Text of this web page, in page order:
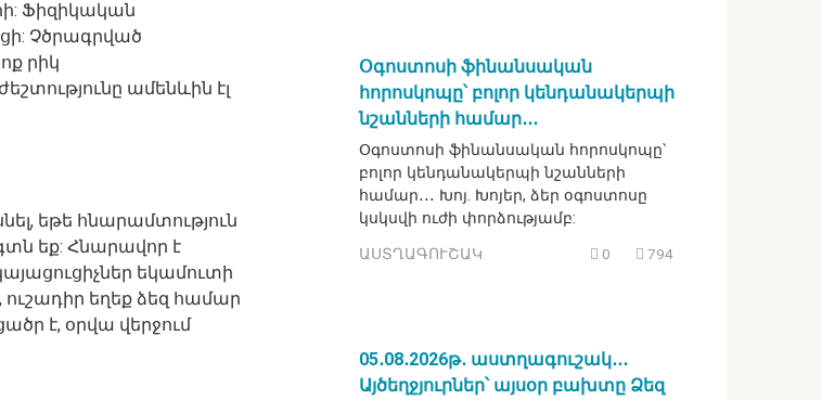
Ֆիզիկական
Չծրագրված
րիկ
ամենևին էլ
եթե հնարամտություն
եք: Հնարավոր է
եկամուտի
եղեք ձեզ համար
է, օրվա վերջում
Օգոստոսի ֆինանսական
հորոսկոպը՝ բոլոր կենդանակերպի
նշանների համար․․․
Օգոստոսի ֆինանսական հորոսկոպը՝
բոլոր կենդանակերպի նշանների
համար․․․ Խոյ. Խոյեր, ձեր օգոստոսը
կսկսվի ուժի փորձությամբ:
ԱՍՏՂԱԳՈՒՇԱԿ 0 794
05․08․2026թ․ աստղագուշակ․․․
Այծեղջյուրներ՝ այսօր բախտը Ձեզ